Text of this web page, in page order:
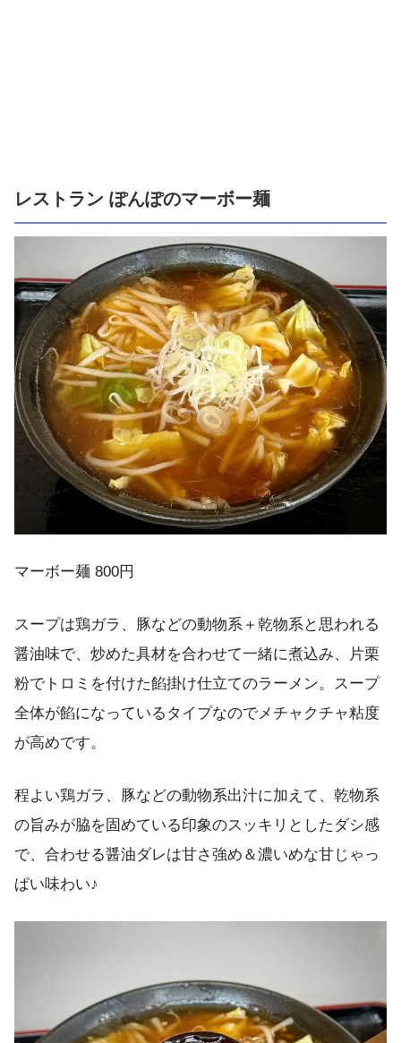
レストラン ぽんぽのマーボー麺
マーボー麺 800円
スープは鶏ガラ、豚などの動物系＋乾物系と思われる
醤油味で、炒めた具材を合わせて一緒に煮込み、片栗
粉でトロミを付けた餡掛け仕立てのラーメン。スープ
全体が餡になっているタイプなのでメチャクチャ粘度
が高めです。
程よい鶏ガラ、豚などの動物系出汁に加えて、乾物系
の旨みが脇を固めている印象のスッキリとしたダシ感
で、合わせる醤油ダレは甘さ強め＆濃いめな甘じゃっ
ぱい味わい♪